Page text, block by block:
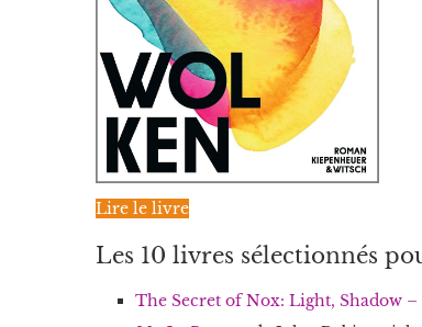
Lire le livre
Les 10 livres sélectionnés
The Secret of Nox: Light, Shadow –